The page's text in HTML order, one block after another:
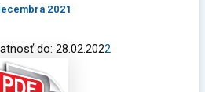
2021
do: 28.02.2022